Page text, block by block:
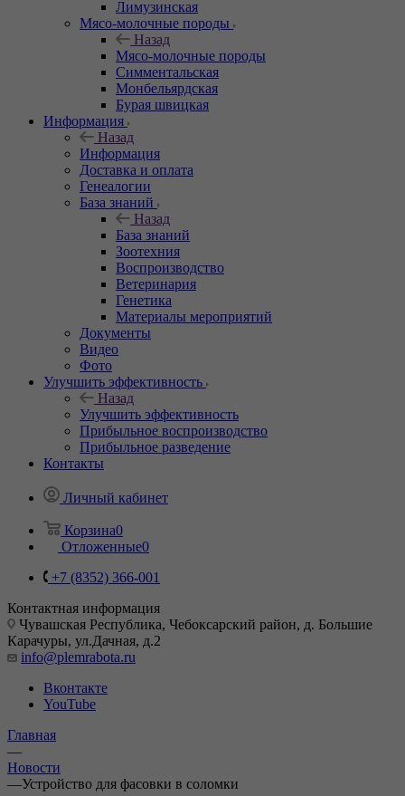
Лимузинская
Мясо-молочные породы
Назад
Мясо-молочные породы
Симментальская
Монбельярдская
Бурая швицкая
Информация
Назад
Информация
Доставка и оплата
Генеалогии
База знаний
Назад
База знаний
Зоотехния
Воспроизводство
Ветеринария
Генетика
Материалы мероприятий
Документы
Видео
Фото
Улучшить эффективность
Назад
Улучшить эффективность
Прибыльное воспроизводство
Прибыльное разведение
Контакты
Личный кабинет
Корзина0
Отложенные0
+7 (8352) 366-001
Контактная информация
Чувашская Республика, Чебоксарский район, д. Большие
Карачуры, ул.Дачная, д.2
info@plemrabota.ru
Вконтакте
YouTube
Главная
—
Новости
—Устройство для фасовки в соломки